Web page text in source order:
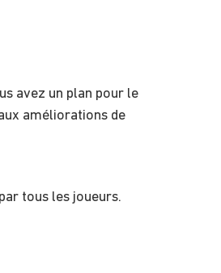
avez un plan pour le
améliorations de
tous les joueurs.